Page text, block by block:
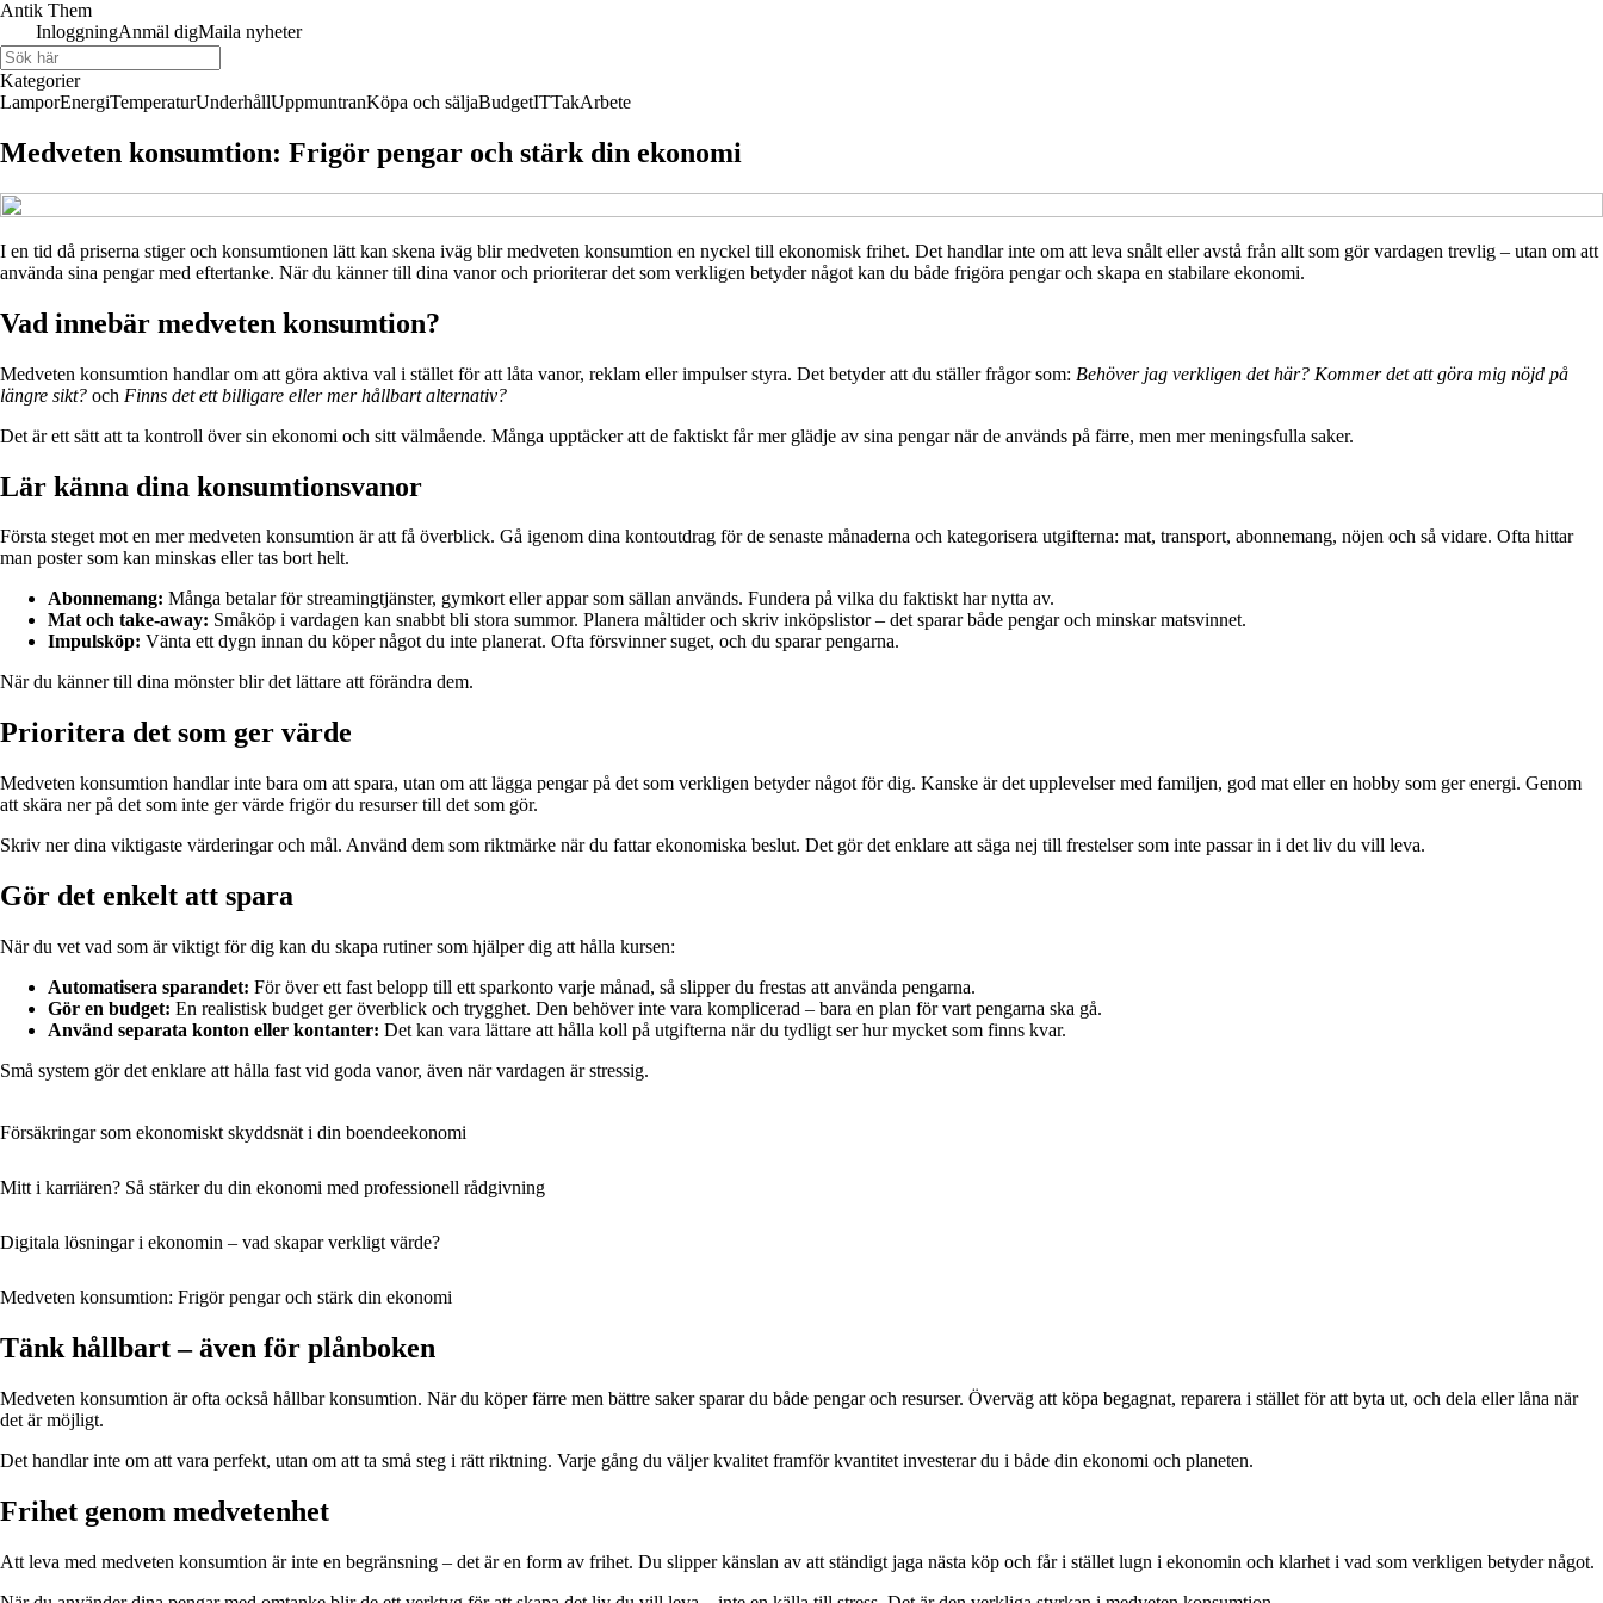
Antik Them
InloggningAnmäl digMaila nyheter
Kategorier
LamporEnergiTemperaturUnderhållUppmuntranKöpa och säljaBudgetITTakArbete
Medveten konsumtion: Frigör pengar och stärk din ekonomi
I en tid då priserna stiger och konsumtionen lätt kan skena iväg blir medveten konsumtion en nyckel till ekonomisk frihet. Det handlar inte om att leva snålt eller avstå från allt som gör vardagen trevlig – utan om att
använda sina pengar med eftertanke. När du känner till dina vanor och prioriterar det som verkligen betyder något kan du både frigöra pengar och skapa en stabilare ekonomi.
Vad innebär medveten konsumtion?
Medveten konsumtion handlar om att göra aktiva val i stället för att låta vanor, reklam eller impulser styra. Det betyder att du ställer frågor som: Behöver jag verkligen det här? Kommer det att göra mig nöjd på
längre sikt? och Finns det ett billigare eller mer hållbart alternativ?
Det är ett sätt att ta kontroll över sin ekonomi och sitt välmående. Många upptäcker att de faktiskt får mer glädje av sina pengar när de används på färre, men mer meningsfulla saker.
Lär känna dina konsumtionsvanor
Första steget mot en mer medveten konsumtion är att få överblick. Gå igenom dina kontoutdrag för de senaste månaderna och kategorisera utgifterna: mat, transport, abonnemang, nöjen och så vidare. Ofta hittar
man poster som kan minskas eller tas bort helt.
Abonnemang: Många betalar för streamingtjänster, gymkort eller appar som sällan används. Fundera på vilka du faktiskt har nytta av.
Mat och take-away: Småköp i vardagen kan snabbt bli stora summor. Planera måltider och skriv inköpslistor – det sparar både pengar och minskar matsvinnet.
Impulsköp: Vänta ett dygn innan du köper något du inte planerat. Ofta försvinner suget, och du sparar pengarna.
När du känner till dina mönster blir det lättare att förändra dem.
Prioritera det som ger värde
Medveten konsumtion handlar inte bara om att spara, utan om att lägga pengar på det som verkligen betyder något för dig. Kanske är det upplevelser med familjen, god mat eller en hobby som ger energi. Genom
att skära ner på det som inte ger värde frigör du resurser till det som gör.
Skriv ner dina viktigaste värderingar och mål. Använd dem som riktmärke när du fattar ekonomiska beslut. Det gör det enklare att säga nej till frestelser som inte passar in i det liv du vill leva.
Gör det enkelt att spara
När du vet vad som är viktigt för dig kan du skapa rutiner som hjälper dig att hålla kursen:
Automatisera sparandet: För över ett fast belopp till ett sparkonto varje månad, så slipper du frestas att använda pengarna.
Gör en budget: En realistisk budget ger överblick och trygghet. Den behöver inte vara komplicerad – bara en plan för vart pengarna ska gå.
Använd separata konton eller kontanter: Det kan vara lättare att hålla koll på utgifterna när du tydligt ser hur mycket som finns kvar.
Små system gör det enklare att hålla fast vid goda vanor, även när vardagen är stressig.
Försäkringar som ekonomiskt skyddsnät i din boendeekonomi
Mitt i karriären? Så stärker du din ekonomi med professionell rådgivning
Digitala lösningar i ekonomin – vad skapar verkligt värde?
Medveten konsumtion: Frigör pengar och stärk din ekonomi
Tänk hållbart – även för plånboken
Medveten konsumtion är ofta också hållbar konsumtion. När du köper färre men bättre saker sparar du både pengar och resurser. Överväg att köpa begagnat, reparera i stället för att byta ut, och dela eller låna när
det är möjligt.
Det handlar inte om att vara perfekt, utan om att ta små steg i rätt riktning. Varje gång du väljer kvalitet framför kvantitet investerar du i både din ekonomi och planeten.
Frihet genom medvetenhet
Att leva med medveten konsumtion är inte en begränsning – det är en form av frihet. Du slipper känslan av att ständigt jaga nästa köp och får i stället lugn i ekonomin och klarhet i vad som verkligen betyder något.